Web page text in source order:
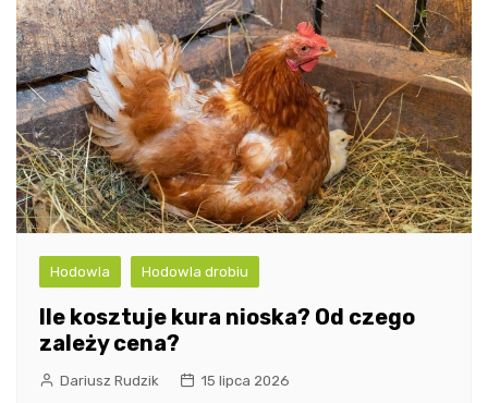
Hodowla Hodowla drobiu
Ile kosztuje kura nioska? Od czego
zależy cena?
Dariusz Rudzik 15 lipca 2026